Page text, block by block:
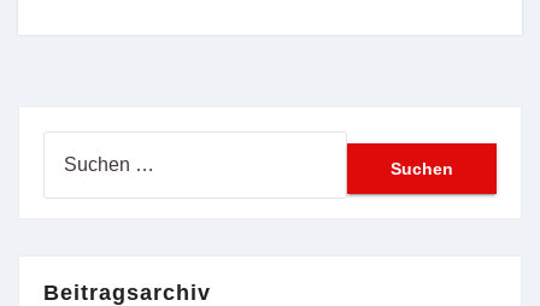
Beitragsarchiv